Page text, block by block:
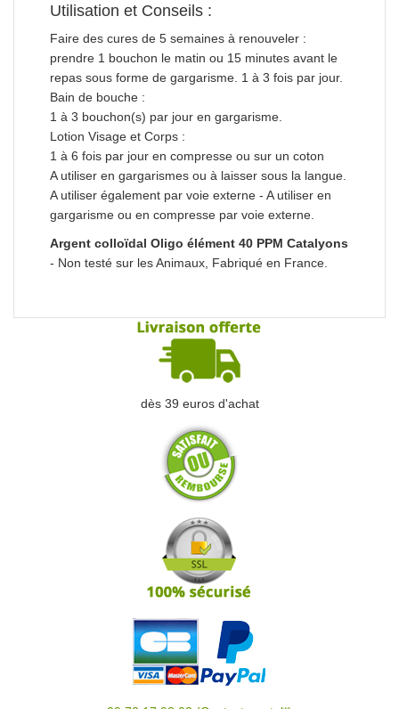
Utilisation et Conseils :
Faire des cures de 5 semaines à renouveler :
prendre 1 bouchon le matin ou 15 minutes avant le
repas sous forme de gargarisme. 1 à 3 fois par jour.
Bain de bouche :
1 à 3 bouchon(s) par jour en gargarisme.
Lotion Visage et Corps :
1 à 6 fois par jour en compresse ou sur un coton
A utiliser en gargarismes ou à laisser sous la langue.
A utiliser également par voie externe - A utiliser en
gargarisme ou en compresse par voie externe.
Argent colloïdal Oligo élément 40 PPM Catalyons
- Non testé sur les Animaux, Fabriqué en France.
dès 39 euros d'achat